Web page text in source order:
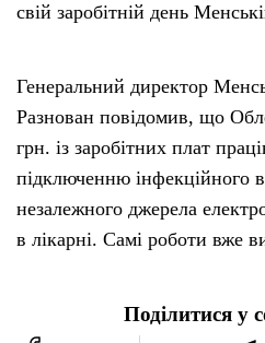
свій заробітній день
Генеральний директор
Разнован повідомив, що
грн. із заробітних плат
підключенню інфекційного
незалежного джерела
в лікарні. Самі роботи вже
Поділитися у